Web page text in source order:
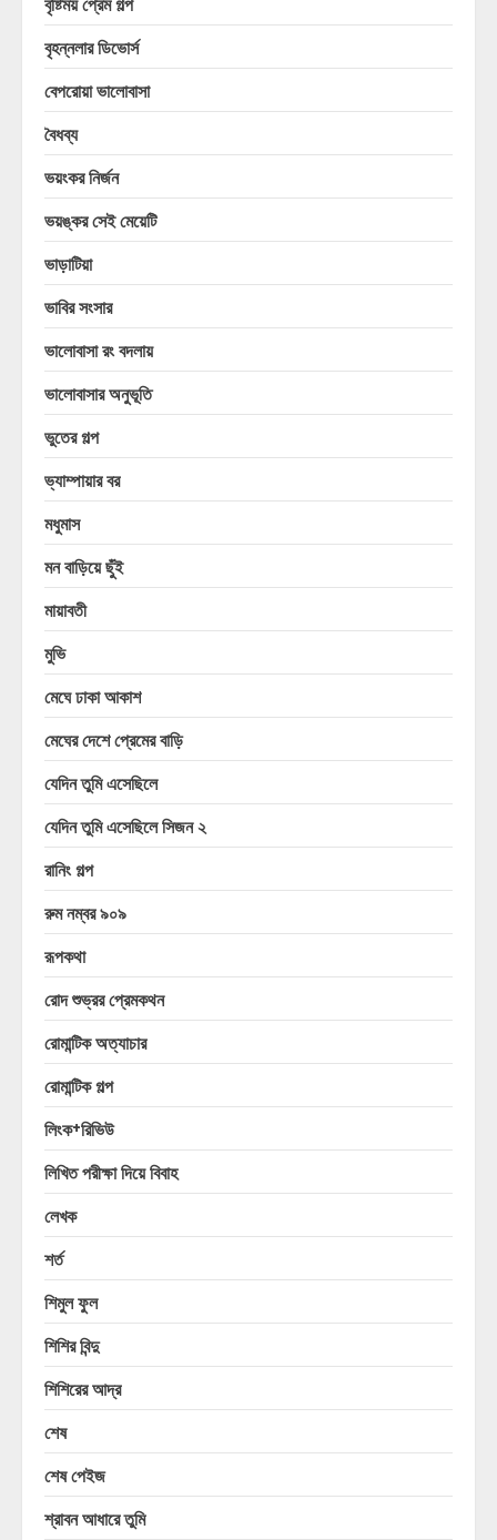
বৃহন্নলার ডিভোর্স
বেপরোয়া ভালোবাসা
বৈধব্য
ভয়ংকর নির্জন
ভয়ঙ্কর সেই মেয়েটি
ভাড়াটিয়া
ভাবির সংসার
ভালোবাসা রং বদলায়
ভালোবাসার অনুভূতি
ভুতের গল্প
ভ্যাম্পায়ার বর
মধুমাস
মন বাড়িয়ে ছুঁই
মায়াবতী
মুভি
মেঘে ঢাকা আকাশ
মেঘের দেশে প্রেমের বাড়ি
যেদিন তুমি এসেছিলে
যেদিন তুমি এসেছিলে সিজন ২
রানিং গল্প
রুম নম্বর ৯০৯
রূপকথা
রোদ শুভ্রর প্রেমকথন
রোমান্টিক অত্যাচার
রোমান্টিক গল্প
লিংক+রিভিউ
লিখিত পরীক্ষা দিয়ে বিবাহ
লেখক
শর্ত
শিমুল ফুল
শিশির বিন্দু
শিশিরের আদ্র
শেষ
শেষ পেইজ
শ্রাবন আধারে তুমি